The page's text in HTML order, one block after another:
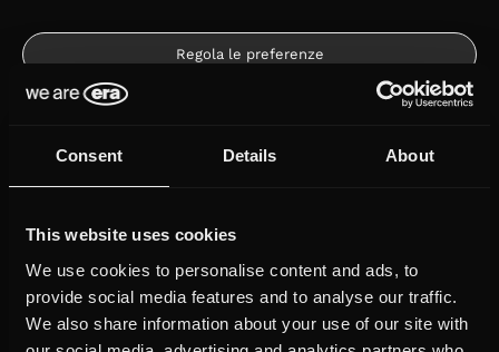
Consent Details About
This website uses cookies
We use cookies to personalise content and ads, to
provide social media features and to analyse our traffic.
We also share information about your use of our site with
Regola le preferenze
e. Annunci con contenuti esterni (reti social, video)
visualizzare questi contenuti nei contenuti del nostro
sito web, è tecnicamente necessario trasmettere il tuo
indirizzo IP al gestore del relativo servizio (maggiori
dettagli al punto 3 in basso).
Può inoltre accadere (ad esempio nel caso di YouTube, il